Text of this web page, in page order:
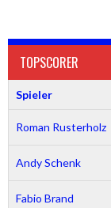
TOPSCORER
Spieler
Roman Rusterholz
Andy Schenk
Fabio Brand